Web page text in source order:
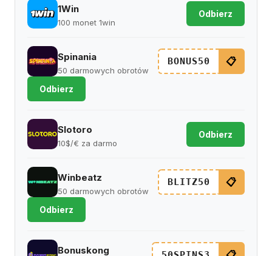
1Win
100 monet 1win
Odbierz
Spinania
50 darmowych obrotów
BONUS50 📋
Odbierz
Slotoro
10$/€ za darmo
Odbierz
Winbeatz
50 darmowych obrotów
BLITZ50 📋
Odbierz
Bonuskong